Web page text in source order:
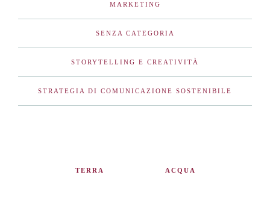
MARKETING
SENZA CATEGORIA
STORYTELLING E CREATIVITÀ
STRATEGIA DI COMUNICAZIONE SOSTENIBILE
TERRA ACQUA